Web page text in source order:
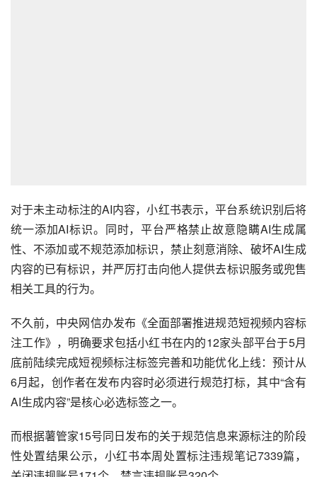
对于未主动标注的AI内容，小红书表示，平台系统识别后将
统一添加AI标识。同时，平台严格禁止故意隐瞒AI生成属
性、不添加或不规范添加标识，禁止刻意消除、破坏AI生成
内容的已有标识，并严厉打击向他人提供去标识服务或兜售
相关工具的行为。
不久前，中央网信办发布《全面部署推进规范短视频内容标
注工作》，明确要求包括小红书在内的12家头部平台于5月
底前陆续完成短视频标注标签完善和功能优化上线：预计从
6月起，创作者在发布内容时必须进行规范打标，其中“含有
AI生成内容”是核心必选标签之一。
而根据薯管家15号同日发布的关于规范信息来源标注的阶段
性处置结果公示，小红书本周处置标注违规笔记7339篇，